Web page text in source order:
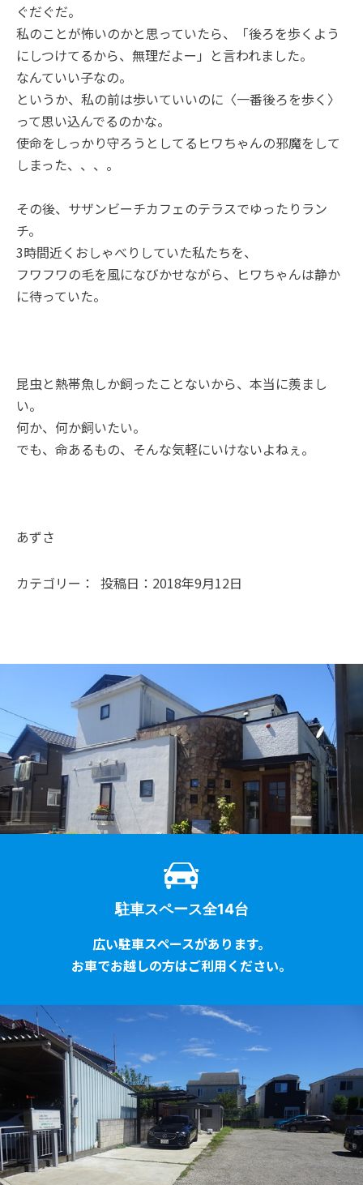
ぐだぐだ。
私のことが怖いのかと思っていたら、「後ろを歩くよう
にしつけてるから、無理だよー」と言われました。
なんていい子なの。
というか、私の前は歩いていいのに〈一番後ろを歩く〉
って思い込んでるのかな。
使命をしっかり守ろうとしてるヒワちゃんの邪魔をして
しまった、、、。
その後、サザンビーチカフェのテラスでゆったりラン
チ。
3時間近くおしゃべりしていた私たちを、
フワフワの毛を風になびかせながら、ヒワちゃんは静か
に待っていた。
昆虫と熱帯魚しか飼ったことないから、本当に羨まし
い。
何か、何か飼いたい。
でも、命あるもの、そんな気軽にいけないよねぇ。
あずさ
カテゴリー： 投稿日：2018年9月12日
駐車スペース全14台
広い駐車スペースがあります。
お車でお越しの方はご利用ください。